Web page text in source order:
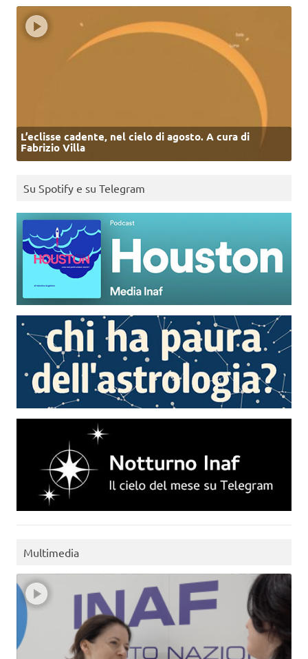
L’eclisse cadente, nel cielo di agosto. A cura di
Fabrizio Villa
Su Spotify e su Telegram
Multimedia